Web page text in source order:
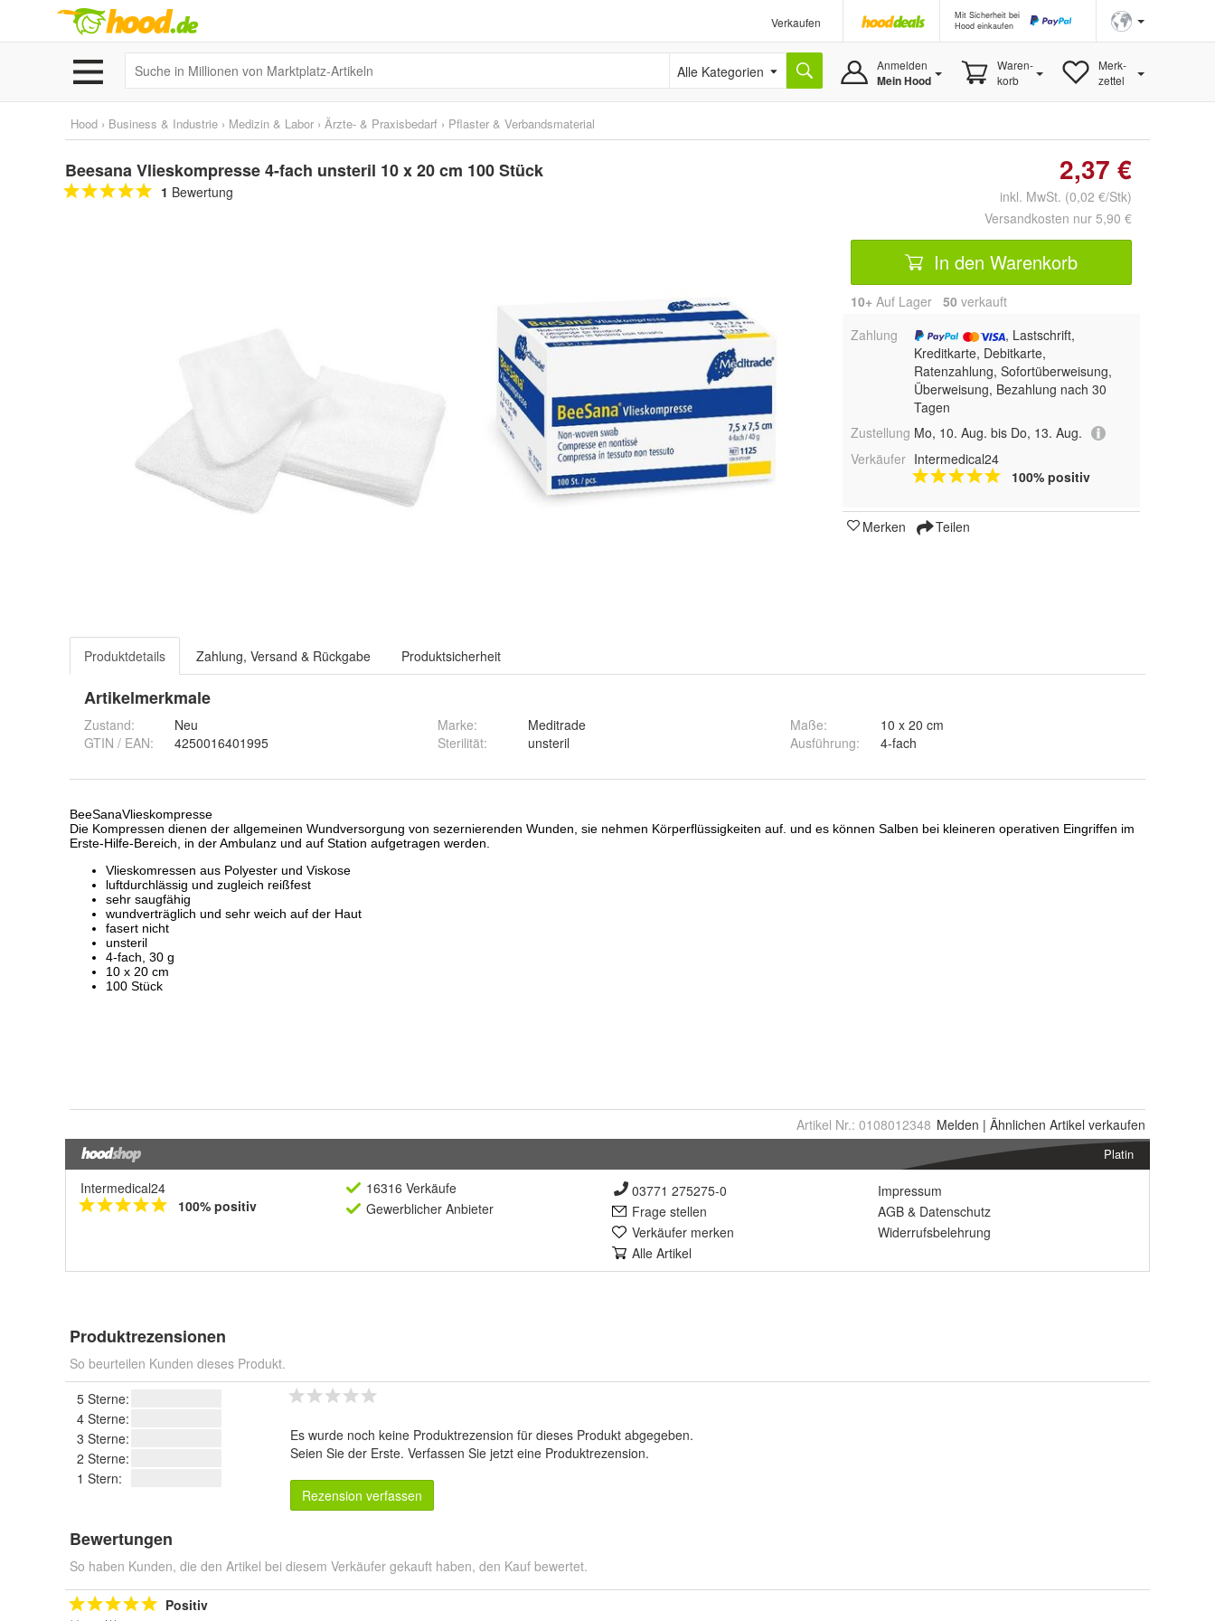
Verkaufen
Mit Sicherheit bei
Hood einkaufen
Alle Kategorien Anmelden
Mein Hood
Waren-
korb
Merk-
zettel
Hood › Business & Industrie › Medizin & Labor › Ärzte- & Praxisbedarf › Pflaster & Verbandsmaterial
Beesana Vlieskompresse 4-fach unsteril 10 x 20 cm 100 Stück
1 Bewertung
2,37 €
inkl. MwSt. (0,02 €/Stk)
Versandkosten nur 5,90 €
In den Warenkorb
10+ Auf Lager 50 verkauft
Zahlung
, Lastschrift,
Kreditkarte, Debitkarte,
Ratenzahlung, Sofortüberweisung,
Überweisung, Bezahlung nach 30
Tagen
Zustellung Mo, 10. Aug. bis Do, 13. Aug.
Verkäufer Intermedical24
100% positiv
Merken Teilen
Produktdetails Zahlung, Versand & Rückgabe Produktsicherheit
Artikelmerkmale
Zustand:
Neu
GTIN / EAN:
4250016401995
Marke:
Meditrade
Sterilität: unsteril
Maße:
10 x 20 cm
Ausführung: 4-fach
Artikel Nr.: 0108012348 Melden | Ähnlichen Artikel verkaufen
Platin
Intermedical24
100% positiv
16316 Verkäufe
Gewerblicher Anbieter
03771 275275-0
Frage stellen
Verkäufer merken
Alle Artikel
Impressum
AGB & Datenschutz
Widerrufsbelehrung
Produktrezensionen
So beurteilen Kunden dieses Produkt.
5 Sterne:
4 Sterne:
3 Sterne:
2 Sterne:
1 Stern:
Es wurde noch keine Produktrezension für dieses Produkt abgegeben.
Seien Sie der Erste. Verfassen Sie jetzt eine Produktrezension.
Rezension verfassen
Bewertungen
So haben Kunden, die den Artikel bei diesem Verkäufer gekauft haben, den Kauf bewertet.
Positiv